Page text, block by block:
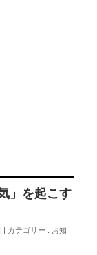
」を起こす
カテゴリー : お知